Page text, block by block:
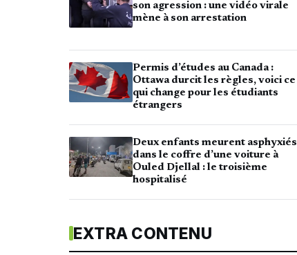
son agression : une vidéo virale
mène à son arrestation
Permis d’études au Canada :
Ottawa durcit les règles, voici ce
qui change pour les étudiants
étrangers
Deux enfants meurent asphyxiés
dans le coffre d’une voiture à
Ouled Djellal : le troisième
hospitalisé
EXTRA CONTENU